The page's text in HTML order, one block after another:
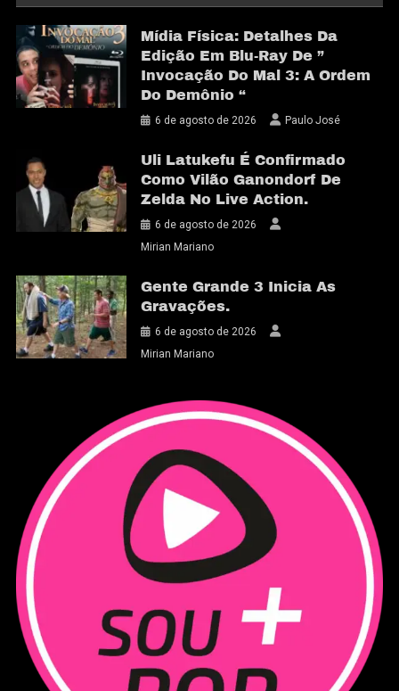
Mídia Física: Detalhes Da
Edição Em Blu-Ray De ”
Invocação Do Mal 3: A Ordem
Do Demônio “
6 de agosto de 2026 Paulo José
Uli Latukefu É Confirmado
Como Vilão Ganondorf De
Zelda No Live Action.
6 de agosto de 2026
Mirian Mariano
Gente Grande 3 Inicia As
Gravações.
6 de agosto de 2026
Mirian Mariano